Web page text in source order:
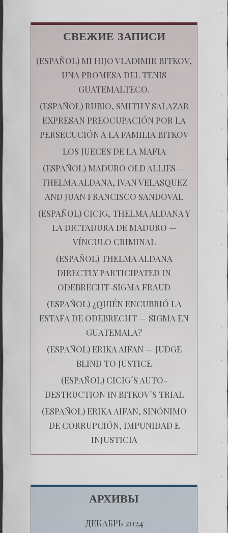
СВЕЖИЕ ЗАПИСИ
(ESPAÑOL) MI HIJO VLADIMIR BITKOV,
UNA PROMESA DEL TENIS
GUATEMALTECO.
(ESPAÑOL) RUBIO, SMITH Y SALAZAR
EXPRESAN PREOCUPACIÓN POR LA
PERSECUCIÓN A LA FAMILIA BITKOV
LOS JUECES DE LA MAFIA
(ESPAÑOL) MADURO OLD ALLIES —
THELMA ALDANA, IVAN VELASQUEZ
AND JUAN FRANCISCO SANDOVAL
(ESPAÑOL) CICIG, THELMA ALDANA Y
LA DICTADURA DE MADURO —
VÍNCULO CRIMINAL
(ESPAÑOL) THELMA ALDANA
DIRECTLY PARTICIPATED IN
ODEBRECHT-SIGMA FRAUD
(ESPAÑOL) ¿QUIÉN ENCUBRIÓ LA
ESTAFA DE ODEBRECHT — SIGMA EN
GUATEMALA?
(ESPAÑOL) ERIKA AIFAN — JUDGE
BLIND TO JUSTICE
(ESPAÑOL) CICIG´S AUTO-
DESTRUCTION IN BITKOV´S TRIAL
(ESPAÑOL) ERIKA AIFAN, SINÓNIMO
DE CORRUPCIÓN, IMPUNIDAD E
INJUSTICIA
АРХИВЫ
ДЕКАБРЬ 2024